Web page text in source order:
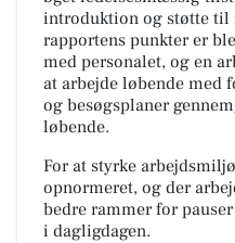
introduktion og støtte til
rapportens punkter er
med personalet, og en
at arbejde løbende med
og besøgsplaner
løbende.
For at styrke
opnormeret, og der
bedre rammer for
i dagligdagen.